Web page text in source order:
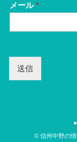
メール*
送信
© 信州中野の